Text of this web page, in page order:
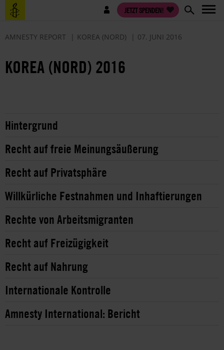
Direkt
zum
Benutzermenü JETZT SPENDEN!
AMNESTY REPORT KOREA (NORD) 07. JUNI 2016
KOREA (NORD) 2016
Hintergrund
Recht auf freie Meinungsäußerung
Recht auf Privatsphäre
Willkürliche Festnahmen und Inhaftierungen
Rechte von Arbeitsmigranten
Recht auf Freizügigkeit
Recht auf Nahrung
Internationale Kontrolle
Amnesty International: Bericht